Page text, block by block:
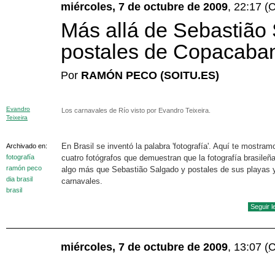
miércoles, 7 de octubre de 2009, 22:17
Más allá de Sebastião
postales de
Por RAMÓN PECO (SOITU.ES)
Evandro
Teixeira
Los carnavales de Río visto por Evandro Teixeira.
Archivado en:
fotografía
ramón peco
dia brasil
brasil
En Brasil se inventó la palabra 'fotografía'. Aquí te
cuatro fotógrafos que demuestran que la fotografía
algo más que Sebastião Salgado y postales de sus playas
carnavales.
Seguir
miércoles, 7 de octubre de 2009, 13:07